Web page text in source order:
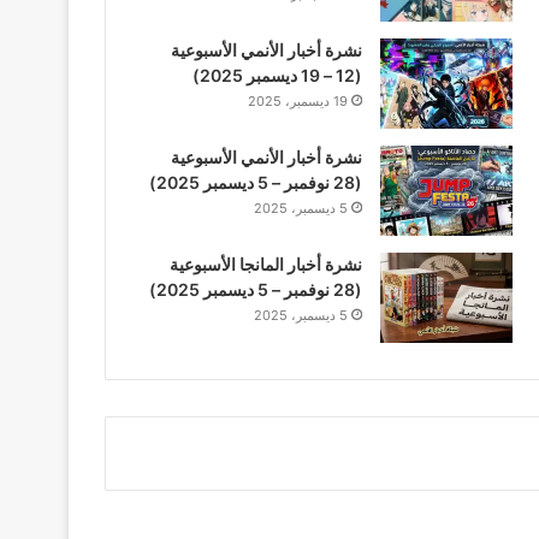
نشرة أخبار الأنمي الأسبوعية
(12 – 19 ديسمبر 2025)
19 ديسمبر، 2025
نشرة أخبار الأنمي الأسبوعية
(28 نوفمبر – 5 ديسمبر 2025)
5 ديسمبر، 2025
نشرة أخبار المانجا الأسبوعية
(28 نوفمبر – 5 ديسمبر 2025)
5 ديسمبر، 2025